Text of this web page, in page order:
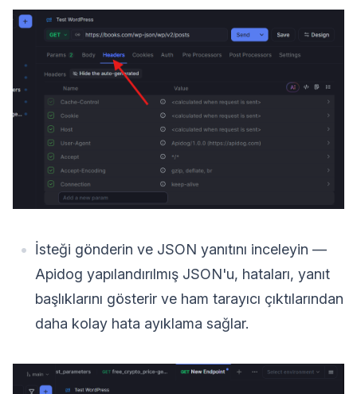
İsteği gönderin ve JSON yanıtını inceleyin —
Apidog yapılandırılmış JSON'u, hataları, yanıt
başlıklarını gösterir ve ham tarayıcı çıktılarından
daha kolay hata ayıklama sağlar.